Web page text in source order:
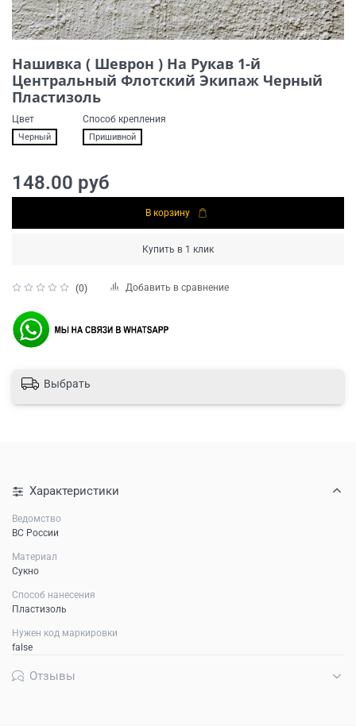
Нашивка ( Шеврон ) На Рукав 1-й
Центральный Флотский Экипаж Черный
Пластизоль
(0) Добавить в сравнение
Цвет
Черный
Способ крепления
Пришивной
148.00 руб
В корзину
Купить в 1 клик
Выбрать
Характеристики
Ведомство
ВС России
Материал
Сукно
Способ нанесения
Пластизоль
Нужен код маркировки
false
Отзывы